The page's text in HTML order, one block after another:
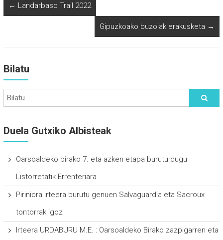
← Landarbaso Trail 2022
Gipuzkoako buzoiak erakusketa →
Bilatu
Duela Gutxiko Albisteak
Oarsoaldeko birako 7. eta azken etapa burutu dugu
Listorretatik Errenteriara
Piriniora irteera burutu genuen Salvaguardia eta Sacroux
tontorrak igoz
Irteera URDABURU M.E. : Oarsoaldeko Birako zazpigarren eta